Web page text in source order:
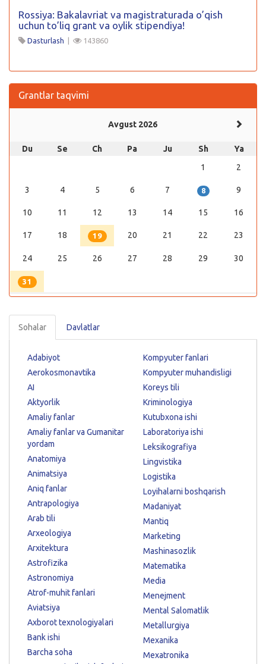
Rossiya: Bakalavriat va magistraturada o’qish
uchun to’liq grant va oylik stipendiya!
Dasturlash 143860
Grantlar taqvimi
Avgust 2026
Du Se Ch Pa Ju Sh
Ya
1
2
3 4 5 6 7 8 9
10 11 12 13 14 15 16
17 18 19 20 21 22 23
24 25 26 27 28 29 30
31
Sohalar Davlatlar
Adabiyot
Aerokosmonavtika
AI
Aktyorlik
Amaliy fanlar
Amaliy fanlar va Gumanitar
yordam
Anatomiya
Animatsiya
Aniq fanlar
Antrapologiya
Arab tili
Arxeologiya
Arxitektura
Astrofizika
Astronomiya
Atrof-muhit fanlari
Aviatsiya
Axborot texnologiyalari
Bank ishi
Barcha soha
Kompyuter fanlari
Kompyuter muhandisligi
Koreys tili
Kriminologiya
Kutubxona ishi
Laboratoriya ishi
Leksikografiya
Lingvistika
Logistika
Loyihalarni boshqarish
Madaniyat
Mantiq
Marketing
Mashinasozlik
Matematika
Media
Menejment
Mental Salomatlik
Metallurgiya
Mexanika
Mexatronika